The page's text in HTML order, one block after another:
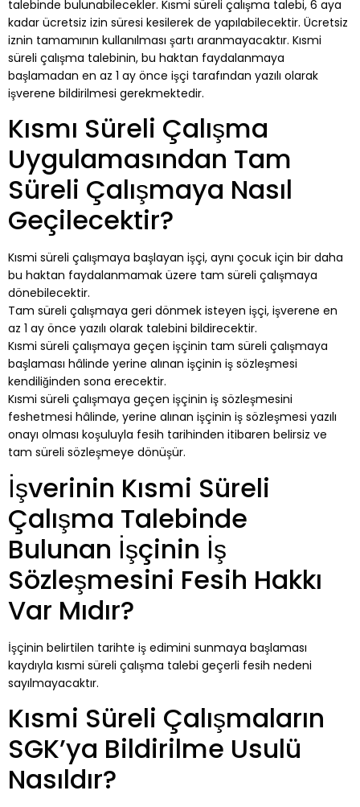
talebinde bulunabilecekler. Kısmi süreli çalışma talebi, 6 aya
kadar ücretsiz izin süresi kesilerek de yapılabilecektir. Ücretsiz
iznin tamamının kullanılması şartı aranmayacaktır. Kısmi
süreli çalışma talebinin, bu haktan faydalanmaya
başlamadan en az 1 ay önce işçi tarafından yazılı olarak
işverene bildirilmesi gerekmektedir.
Kısmı Süreli Çalışma
Uygulamasından Tam
Süreli Çalışmaya Nasıl
Geçilecektir?
Kısmi süreli çalışmaya başlayan işçi, aynı çocuk için bir daha
bu haktan faydalanmamak üzere tam süreli çalışmaya
dönebilecektir.
Tam süreli çalışmaya geri dönmek isteyen işçi, işverene en
az 1 ay önce yazılı olarak talebini bildirecektir.
Kısmi süreli çalışmaya geçen işçinin tam süreli çalışmaya
başlaması hâlinde yerine alınan işçinin iş sözleşmesi
kendiliğinden sona erecektir.
Kısmi süreli çalışmaya geçen işçinin iş sözleşmesini
feshetmesi hâlinde, yerine alınan işçinin iş sözleşmesi yazılı
onayı olması koşuluyla fesih tarihinden itibaren belirsiz ve
tam süreli sözleşmeye dönüşür.
İşverinin Kısmi Süreli
Çalışma Talebinde
Bulunan İşçinin İş
Sözleşmesini Fesih Hakkı
Var Mıdır?
İşçinin belirtilen tarihte iş edimini sunmaya başlaması
kaydıyla kısmi süreli çalışma talebi geçerli fesih nedeni
sayılmayacaktır.
Kısmi Süreli Çalışmaların
SGK’ya Bildirilme Usulü
Nasıldır?